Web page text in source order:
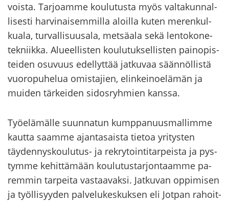
vois­ta. Tar­joam­me kou­lu­tus­ta myös val­ta­kun­nal­
li­ses­ti har­vi­nai­sem­mil­la aloil­la kuten me­ren­kul­
kua­la, tur­val­li­suusa­la, met­sä­ala sekä len­to­ko­ne­
tek­niik­ka. Alu­eel­lis­ten kou­lu­tuk­sel­lis­ten pain­opis­
tei­den osu­vuus edel­lyt­tää jat­ku­vaa sään­nöl­lis­tä
vuo­ro­pu­he­lua omis­ta­jien, elin­kei­noe­lä­män ja
mui­den tär­kei­den si­dos­ryh­mien kans­sa.
Työ­elä­mäl­le suun­na­tun kump­pa­nuus­mal­lim­me
kaut­ta saam­me ajan­ta­sais­ta tie­toa yri­tys­ten
täydennyskoulutus-​ ja rek­ry­toin­ti­tar­peis­ta ja pys­
tym­me ke­hit­tä­mään kou­lu­tus­tar­jon­taam­me pa­
rem­min tar­pei­ta vas­taa­vak­si. Jat­ku­van op­pi­mi­sen
ja työl­li­syy­den pal­ve­lu­kes­kuk­sen eli Jot­pan ra­hoit­